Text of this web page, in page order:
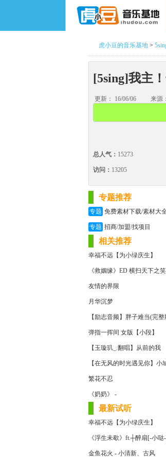
虎小豆的音乐基地 >
[5sing]我主
更新： 16/06/06
来源：
总人气： 15273
访问： 13205
专题推荐
专题 免费素材下载/素材大
专题 招商/加盟/找项目
相关推荐
幸福不远【为小绿庆生】
《救姻缘》ED 横扫天下之
友情的界限
月华沉梦
【励志音频】胖子难当(完整
弹指一挥间 女版【小段】
【玉璇玑_.翻唱】从前的我
【在无风的时光遇见你】小
繁花不忍
《奶奶》 -
最新试听
幸福不远【为小绿庆生】
《浮生未歇》ft.┼醉扇[-小
金鱼花火 - 小清新、古风